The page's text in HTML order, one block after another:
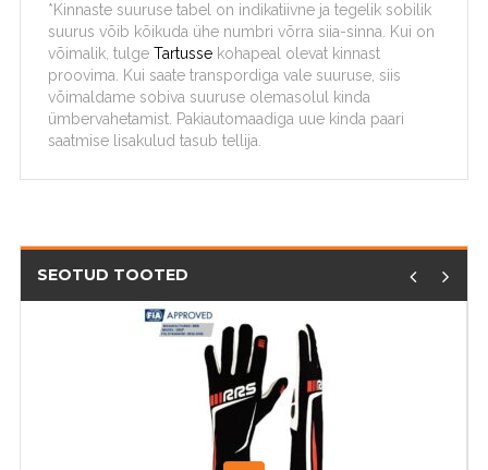
*Kinnaste suuruse tabel on indikatiivne ja tegelik sobilik
suurus võib kõikuda ühe numbri võrra siia-sinna. Kui on
võimalik, tulge Tartusse kohapeal olevat kinnast
proovima. Kui saate transpordiga vale suuruse, siis
võimaldame sobiva suuruse olemasolul kinda
ümbervahetamist. Pakiautomaadiga uue kinda paari
saatmise lisakulud tasub tellija.
SEOTUD TOOTED